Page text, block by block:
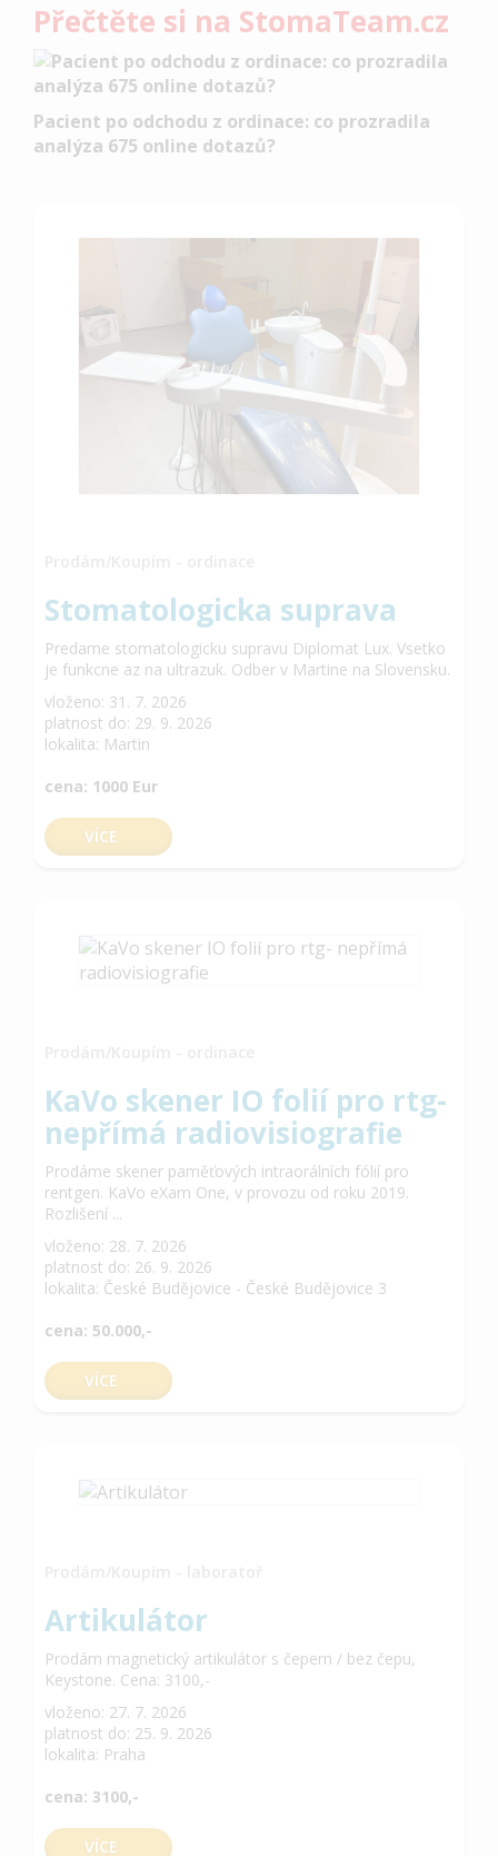
Přečtěte si na StomaTeam.cz
Pacient po odchodu z ordinace: co prozradila
analýza 675 online dotazů?
Stomatologicka suprava
Predame stomatologicku supravu Diplomat Lux. Vsetko
je funkcne az na ultrazuk. Odber v Martine na Slovensku.
vloženo: 31. 7. 2026
platnost do: 29. 9. 2026
lokalita: Martin
cena: 1000 Eur
VÍCE
KaVo skener IO folií pro rtg-
nepřímá radiovisiografie
Prodáme skener paměťových intraorálních fólií pro
rentgen. KaVo eXam One, v provozu od roku 2019.
Rozlišení ...
vloženo: 28. 7. 2026
platnost do: 26. 9. 2026
lokalita: České Budějovice - České Budějovice 3
cena: 50.000,-
VÍCE
Artikulátor
Prodám magnetický artikulátor s čepem / bez čepu,
Keystone. Cena: 3100,-
vloženo: 27. 7. 2026
platnost do: 25. 9. 2026
lokalita: Praha
cena: 3100,-
VÍCE